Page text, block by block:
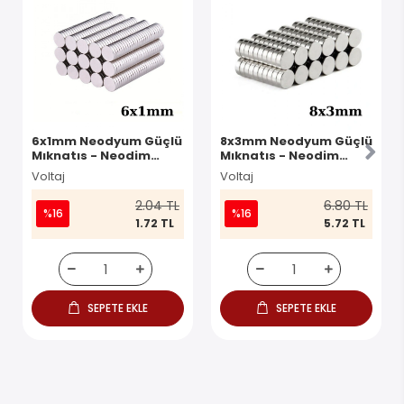
6x1mm Neodyum Güçlü
Mıknatıs - Neodim
Magnet
Voltaj
%16 2.04 TL
1.72 TL
SEPETE EKLE
8x3mm Neodyum Güçlü
Mıknatıs - Neodim
Magnet
Voltaj
%16 6.80 TL
5.72 TL
SEPETE EKLE